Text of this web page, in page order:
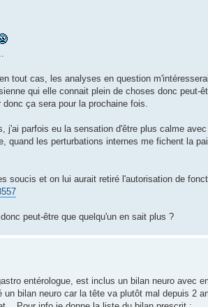
tout cas, les analyses en question
qui elle connait plein de choses donc
ça sera pour la prochaine fois.
j'ai parfois eu la sensation d'être plus calme
quand les perturbations internes me fichent la
soucis et on lui aurait retiré l'autorisation de
peut-être que quelqu'un en sait plus ?
entérologue, est inclus un bilan neuro avec
bilan neuro car la tête va plutôt mal depuis 2